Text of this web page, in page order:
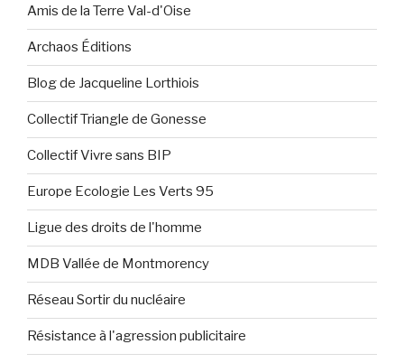
Amis de la Terre Val-d'Oise
Archaos Éditions
Blog de Jacqueline Lorthiois
Collectif Triangle de Gonesse
Collectif Vivre sans BIP
Europe Ecologie Les Verts 95
Ligue des droits de l'homme
MDB Vallée de Montmorency
Réseau Sortir du nucléaire
Résistance à l'agression publicitaire